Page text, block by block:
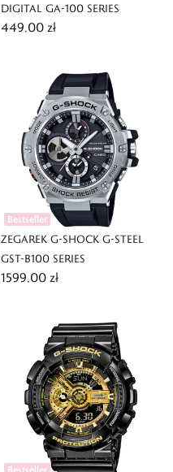
DIGITAL GA-100 SERIES
449,00 zł
Bestseller
ZEGAREK G-SHOCK G-STEEL
GST-B100 SERIES
1599,00 zł
Bestseller